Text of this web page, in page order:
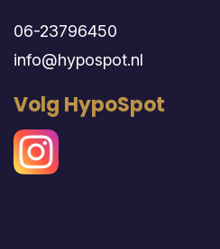
06-23796450
info@hypospot.nl
Volg HypoSpot